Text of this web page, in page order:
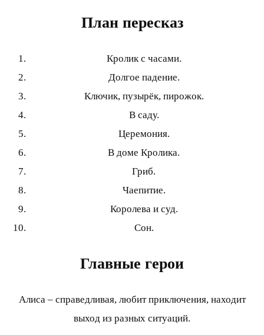
План пересказ
Кролик с часами.
Долгое падение.
Ключик, пузырёк, пирожок.
В саду.
Церемония.
В доме Кролика.
Гриб.
Чаепитие.
Королева и суд.
Сон.
Главные герои
Алиса – справедливая, любит приключения, находит
выход из разных ситуаций.